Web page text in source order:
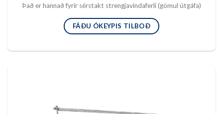
Það er hannað fyrir sérstakt strengjavindaferli (gömul útgáfa)
FÁÐU ÓKEYPIS TILBOÐ